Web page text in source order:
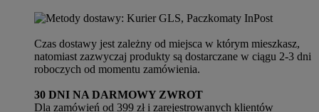
Czas dostawy jest zależny od miejsca w którym mieszkasz,
natomiast zazwyczaj produkty są dostarczane w ciągu 2-3 dni
roboczych od momentu zamówienia.
30 DNI NA DARMOWY ZWROT
Dla zamówień od 399 zł i zarejestrowanych klientów